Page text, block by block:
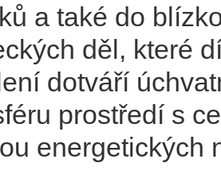
a také do
děl, které
dotváří
prostředí s
energetických